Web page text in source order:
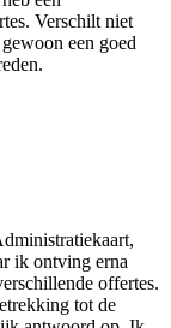
Verschilt niet
een goed
ik ontving erna
offertes.
tot de